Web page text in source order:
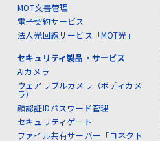
MOT文書管理
電子契約サービス
法人光回線サービス「MOT光」
セキュリティ製品・サービス
AIカメラ
ウェアラブルカメラ（ボディカメ
ラ）
顔認証IDパスワード管理
セキュリティゲート
ファイル共有サーバー「コネクト